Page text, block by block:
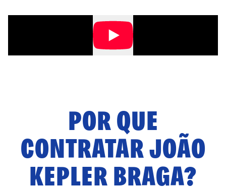
POR QUE
CONTRATARJOÃO
KEPLER BRAGA?